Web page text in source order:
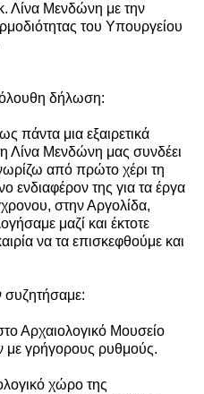
Λίνα Μενδώνη με την
του Υπουργείου
δήλωση:
πάντα μια εξαιρετικά
Λίνα Μενδώνη μας συνδέει
από πρώτο χέρι τη
ενδιαφέρον της για τα έργα
στην Αργολίδα,
μαζί και έκτοτε
να τα επισκεφθούμε και
συζητήσαμε:
Αρχαιολογικό Μουσείο
γρήγορους ρυθμούς.
χώρο της